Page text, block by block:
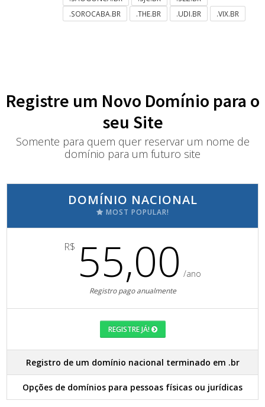
.SOROCABA.BR
.THE.BR .UDI.BR .VIX.BR
Registre um Novo Domínio para o
seu Site
Somente para quem quer reservar um nome de
domínio para um futuro site
DOMÍNIO NACIONAL
MOST POPULAR!
R$ 55,00 /ano
Registro pago anualmente
REGISTRE JÁ!
Registro de um domínio nacional terminado em .br
Opções de domínios para pessoas físicas ou jurídicas